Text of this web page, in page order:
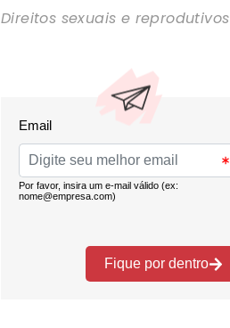
Direitos sexuais e reprodutivos